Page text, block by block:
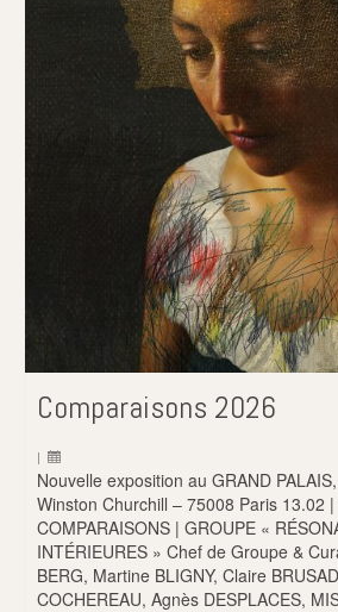
Comparaisons 2026
|
Nouvelle exposition au GRAND
Winston Churchill – 75008 Paris 13.02
COMPARAISONS | GROUPE «
INTÉRIEURES » Chef de Groupe &
BERG, Martine BLIGNY, Claire
COCHEREAU, Agnès DESPLACES,